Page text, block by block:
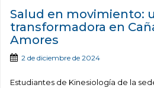
Salud en movimiento:
transformadora en
Amores
2 de diciembre de 2024
Estudiantes de Kinesiología de la